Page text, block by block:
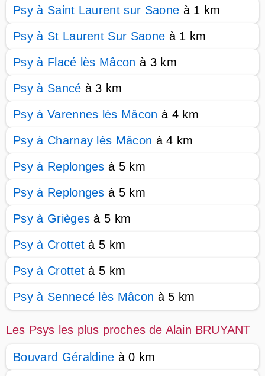
Psy à Saint Laurent sur Saone à 1 km
Psy à St Laurent Sur Saone à 1 km
Psy à Flacé lès Mâcon à 3 km
Psy à Sancé à 3 km
Psy à Varennes lès Mâcon à 4 km
Psy à Charnay lès Mâcon à 4 km
Psy à Replonges à 5 km
Psy à Replonges à 5 km
Psy à Grièges à 5 km
Psy à Crottet à 5 km
Psy à Crottet à 5 km
Psy à Sennecé lès Mâcon à 5 km
Les Psys les plus proches de Alain BRUYANT
Bouvard Géraldine à 0 km